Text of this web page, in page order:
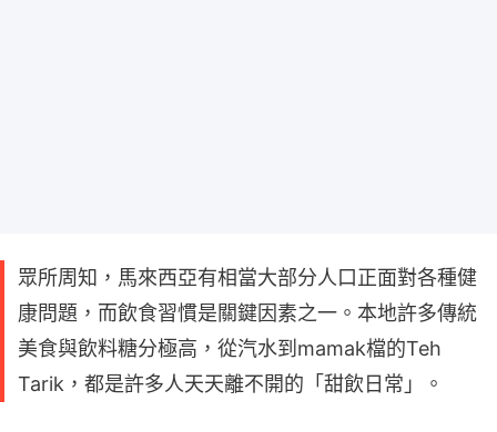
眾所周知，馬來西亞有相當大部分人口正面對各種健
康問題，而飲食習慣是關鍵因素之一。本地許多傳統
美食與飲料糖分極高，從汽水到mamak檔的Teh
Tarik，都是許多人天天離不開的「甜飲日常」。